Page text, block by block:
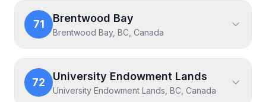
71 Brentwood Bay
Brentwood Bay, BC, Canada
72 University Endowment Lands
University Endowment Lands, BC, Canada